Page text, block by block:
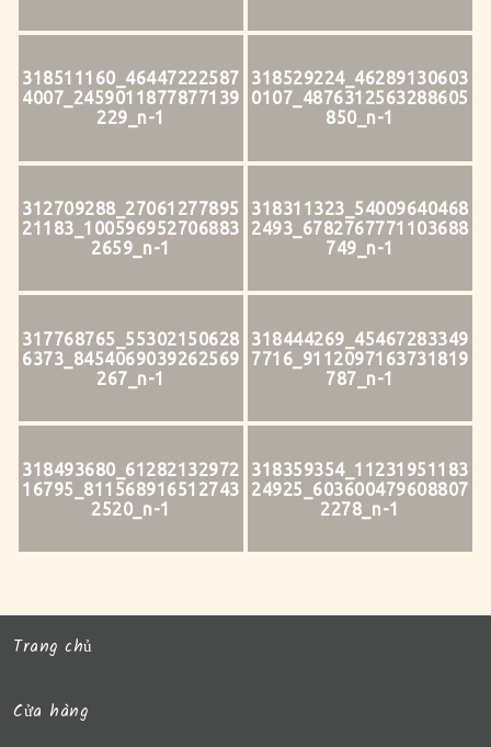
318511160_46447222587
4007_2459011877877139
229_n-1
318529224_46289130603
0107_4876312563288605
850_n-1
312709288_27061277895
21183_100596952706883
2659_n-1
318311323_54009640468
2493_6782767771103688
749_n-1
317768765_55302150628
6373_8454069039262569
267_n-1
318444269_45467283349
7716_9112097163731819
787_n-1
318493680_61282132972
16795_811568916512743
2520_n-1
318359354_11231951183
24925_603600479608807
2278_n-1
Trang chủ
Cửa hàng